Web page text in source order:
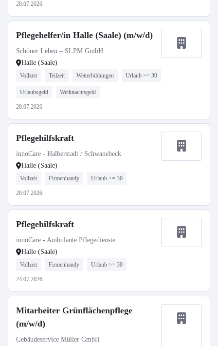
28.07.2026
Pflegehelfer/in Halle (Saale) (m/w/d)
Schöner Leben – SLPM GmbH
Halle (Saale)
Vollzeit Teilzeit Weiterbildungen Urlaub >= 30
Urlaubsgeld Weihnachtsgeld
28.07.2026
Pflegehilfskraft
innoCare - Halberstadt / Schwanebeck
Halle (Saale)
Vollzeit Firmenhandy Urlaub >= 30
28.07.2026
Pflegehilfskraft
innoCare - Ambulante Pflegedienste
Halle (Saale)
Vollzeit Firmenhandy Urlaub >= 30
24.07.2026
Mitarbeiter Grünflächenpflege
(m/w/d)
Gebäudeservice Müller GmbH